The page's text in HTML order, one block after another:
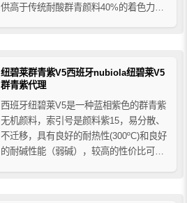
供高于传统耐酸群青颜料40%的着色力，
良好的保留群青的原有特性。适用于塑料
产品，特别是在...
纽碧莱群青紫V5西班牙nubiola纽碧莱V5
群青紫代理
西班牙纽碧莱V5是一种蓝相紫色的群青紫
无机颜料，索引号是颜料紫15，易分散、
不迁移，具有良好的耐热性(300ºC)和良好
的耐碱性能（弱碱），较高的性价比可替